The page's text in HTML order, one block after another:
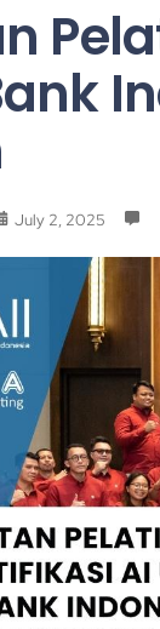
July 2, 2025